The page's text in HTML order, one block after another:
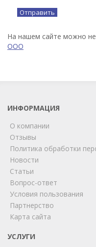
На нашем сайте можно
ООО
ИНФОРМАЦИЯ
О компании
Отзывы
Политика обработки
Новости
Статьи
Вопрос-ответ
Условия пользования
Партнерство
Карта сайта
УСЛУГИ